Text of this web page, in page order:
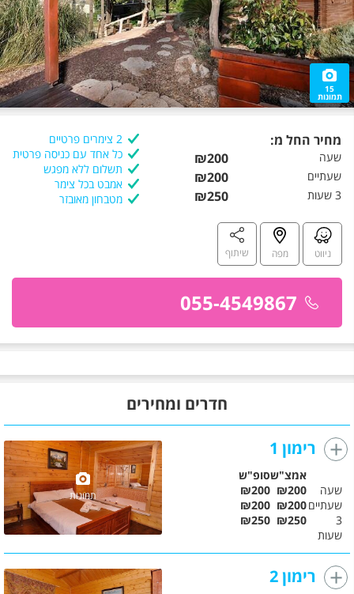
15
תמונות
מחיר החל מ:
שעה ₪200
שעתיים ₪200
3 שעות ₪250
2 צימרים פרטיים
כל אחד עם כניסה פרטית
תשלום ללא מפגש
אמבט בכל צימר
מטבחון מאובזר
ניווט מפה שיתוף
055-4549867
חדרים ומחירים
רימון 1
תמונות
אמצ"שסופ"ש
שעה
₪200
₪200
שעתיים₪200
₪200
3
שעות
₪250
₪250
רימון 2